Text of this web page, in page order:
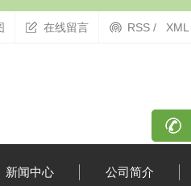
在线留言 RSS / XML
新闻中心 公司简介